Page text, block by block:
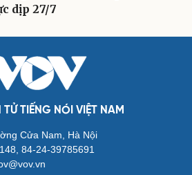
dịp 27/7
TIẾNG NÓI VIỆT NAM
Cửa Nam, Hà Nội
84-24-39785691